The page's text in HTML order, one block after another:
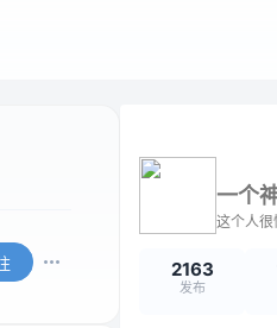
一个
这个人
2163
发布